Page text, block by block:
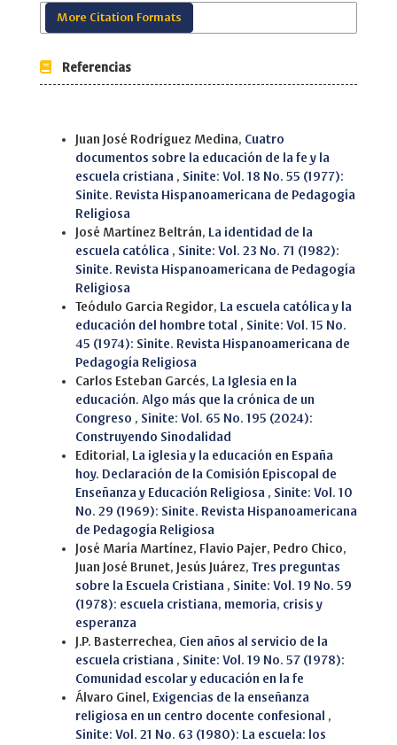
More Citation Formats
Referencias
Juan José Rodríguez Medina, Cuatro
documentos sobre la educación de la fe y la
escuela cristiana , Sinite: Vol. 18 No. 55 (1977):
Sinite. Revista Hispanoamericana de Pedagogía
Religiosa
José Martínez Beltrán, La identidad de la
escuela católica , Sinite: Vol. 23 No. 71 (1982):
Sinite. Revista Hispanoamericana de Pedagogía
Religiosa
Teódulo Garcia Regidor, La escuela católica y la
educación del hombre total , Sinite: Vol. 15 No.
45 (1974): Sinite. Revista Hispanoamericana de
Pedagogía Religiosa
Carlos Esteban Garcés, La Iglesia en la
educación. Algo más que la crónica de un
Congreso , Sinite: Vol. 65 No. 195 (2024):
Construyendo Sinodalidad
Editorial, La iglesia y la educación en España
hoy. Declaración de la Comisión Episcopal de
Enseñanza y Educación Religiosa , Sinite: Vol. 10
No. 29 (1969): Sinite. Revista Hispanoamericana
de Pedagogía Religiosa
José María Martínez, Flavio Pajer, Pedro Chico,
Juan José Brunet, Jesús Juárez, Tres preguntas
sobre la Escuela Cristiana , Sinite: Vol. 19 No. 59
(1978): escuela cristiana, memoria, crisis y
esperanza
J.P. Basterrechea, Cien años al servicio de la
escuela cristiana , Sinite: Vol. 19 No. 57 (1978):
Comunidad escolar y educación en la fe
Álvaro Ginel, Exigencias de la enseñanza
religiosa en un centro docente confesional ,
Sinite: Vol. 21 No. 63 (1980): La escuela: los